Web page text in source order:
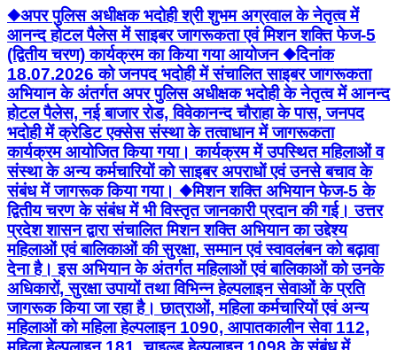
◆अपर पुलिस अधीक्षक भदोही श्री शुभम अग्रवाल के नेतृत्व में
आनन्द होटल पैलेस में साइबर जागरूकता एवं मिशन शक्ति फेज-5
(द्वितीय चरण) कार्यक्रम का किया गया आयोजन ◆दिनांक
18.07.2026 को जनपद भदोही में संचालित साइबर जागरूकता
अभियान के अंतर्गत अपर पुलिस अधीक्षक भदोही के नेतृत्व में आनन्द
होटल पैलेस, नई बाजार रोड, विवेकानन्द चौराहा के पास, जनपद
भदोही में क्रेडिट एक्सेस संस्था के तत्वाधान में जागरूकता
कार्यक्रम आयोजित किया गया। कार्यक्रम में उपस्थित महिलाओं व
संस्था के अन्य कर्मचारियों को साइबर अपराधों एवं उनसे बचाव के
संबंध में जागरूक किया गया। ◆मिशन शक्ति अभियान फेज-5 के
द्वितीय चरण के संबंध में भी विस्तृत जानकारी प्रदान की गई। उत्तर
प्रदेश शासन द्वारा संचालित मिशन शक्ति अभियान का उद्देश्य
महिलाओं एवं बालिकाओं की सुरक्षा, सम्मान एवं स्वावलंबन को बढ़ावा
देना है। इस अभियान के अंतर्गत महिलाओं एवं बालिकाओं को उनके
अधिकारों, सुरक्षा उपायों तथा विभिन्न हेल्पलाइन सेवाओं के प्रति
जागरूक किया जा रहा है। छात्राओं, महिला कर्मचारियों एवं अन्य
महिलाओं को महिला हेल्पलाइन 1090, आपातकालीन सेवा 112,